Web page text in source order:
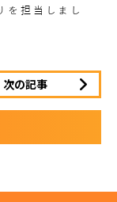
を担当しまし
次の記事